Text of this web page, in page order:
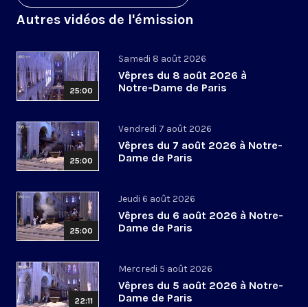
Autres vidéos de l'émission
25:00
Samedi 8 août 2026
Vêpres du 8 août 2026 à
Notre-Dame de Paris
25:00
Vendredi 7 août 2026
Vêpres du 7 août 2026 à Notre-
Dame de Paris
25:00
Jeudi 6 août 2026
Vêpres du 6 août 2026 à Notre-
Dame de Paris
22:11
Mercredi 5 août 2026
Vêpres du 5 août 2026 à Notre-
Dame de Paris